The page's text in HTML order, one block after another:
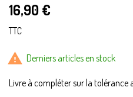
16,90 €
TTC
 Derniers articles en stock
Livre à compléter sur la tolérance